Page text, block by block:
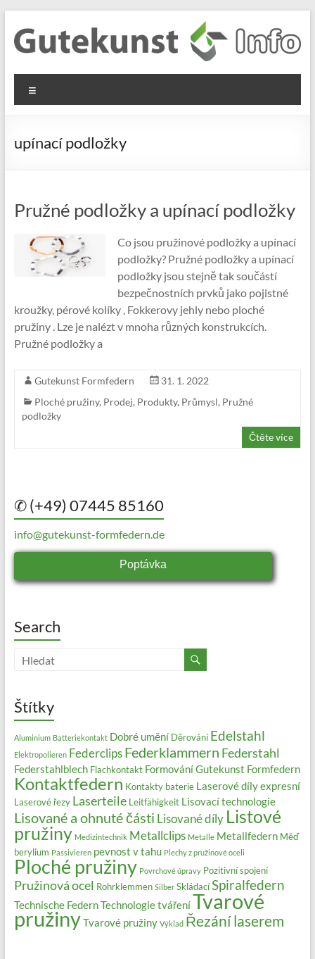
content
Gutekunst
Formfedern
GmbH
Informationen
Flachmaterial
upínací podložky
Pružné podložky a upínací podložky
Co jsou pružinové podložky a upínací
podložky? Pružné podložky a upínací
podložky jsou stejně tak součástí
bezpečnostních prvků jako pojistné
kroužky, pérové kolíky , Fokkerovy jehly nebo ploché
pružiny . Lze je nalézt v mnoha různých konstrukcích.
Pružné podložky a
Gutekunst Formfedern
31. 1. 2022
Ploché pružiny, Prodej, Produkty, Průmysl, Pružné
podložky
Čtěte více
✆ (+49) 07445 85160
info@gutekunst-formfedern.de
Poptávka
Search
Štítky
Aluminium Batteriekontakt Dobré umění Děrování Edelstahl
Elektropolieren Federclips Federklammern Federstahl
Federstahlblech Flachkontakt FormováníGutekunst Formfedern
Kontaktfedern Kontakty baterie Laserové díly expresní
Laserové řezy Laserteile Leitfähigkeit Lisovací technologie
Lisované a ohnuté části Lisované díly Listové
pružiny Medizintechnik Metallclips Metalle Metallfedern Měď
berylium Passivieren pevnost v tahu Plechy z pružinové oceli
Ploché pružiny Povrchové úpravy Pozitivní spojení
Pružinová ocel Rohrklemmen Silber Skládací Spiralfedern
Technische FedernTechnologie tvářeníTvarové
pružinyTvarové pružiny Výklad Řezání laserem